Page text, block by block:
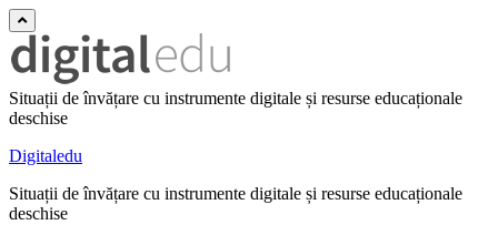
Situații de învățare cu instrumente digitale și resurse educaționale
deschise
Digitaledu
Situații de învățare cu instrumente digitale și resurse educaționale
deschise